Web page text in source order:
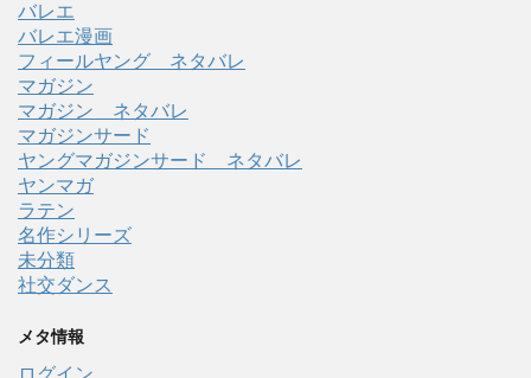
バレエ
バレエ漫画
フィールヤング ネタバレ
マガジン
マガジン ネタバレ
マガジンサード
ヤングマガジンサード ネタバレ
ヤンマガ
ラテン
名作シリーズ
未分類
社交ダンス
メタ情報
ログイン